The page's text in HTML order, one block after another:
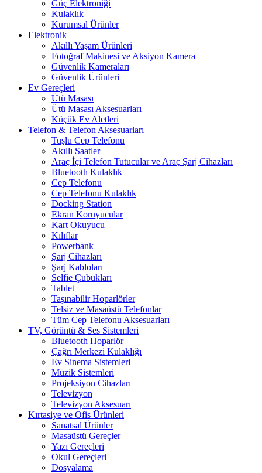
Güç Elektroniği
Kulaklık
Kurumsal Ürünler
Elektronik
Akıllı Yaşam Ürünleri
Fotoğraf Makinesi ve Aksiyon Kamera
Güvenlik Kameraları
Güvenlik Ürünleri
Ev Gereçleri
Ütü Masası
Ütü Masası Aksesuarları
Küçük Ev Aletleri
Telefon & Telefon Aksesuarları
Tuşlu Cep Telefonu
Akıllı Saatler
Araç İçi Telefon Tutucular ve Araç Şarj Cihazları
Bluetooth Kulaklık
Cep Telefonu
Cep Telefonu Kulaklık
Docking Station
Ekran Koruyucular
Kart Okuyucu
Kılıflar
Powerbank
Şarj Cihazları
Şarj Kabloları
Selfie Çubukları
Tablet
Taşınabilir Hoparlörler
Telsiz ve Masaüstü Telefonlar
Tüm Cep Telefonu Aksesuarları
TV, Görüntü & Ses Sistemleri
Bluetooth Hoparlör
Çağrı Merkezi Kulaklığı
Ev Sinema Sistemleri
Müzik Sistemleri
Projeksiyon Cihazları
Televizyon
Televizyon Aksesuarı
Kırtasiye ve Ofis Ürünleri
Sanatsal Ürünler
Masaüstü Gereçler
Yazı Gereçleri
Okul Gereçleri
Dosyalama